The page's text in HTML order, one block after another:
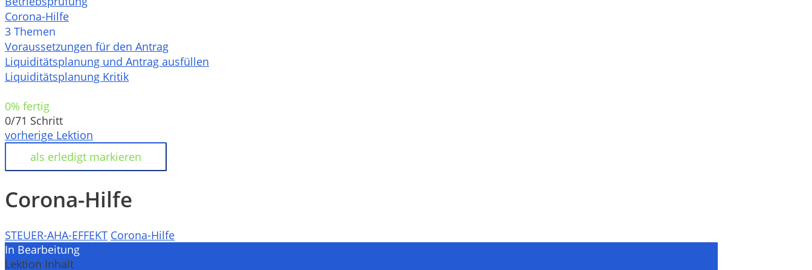
Corona-Hilfe
3 Themen
Voraussetzungen für den Antrag
Liquiditätsplanung und Antrag ausfüllen
Liquiditätsplanung Kritik
0% fertig
0/71 Schritt
vorherige Lektion
Corona-Hilfe
STEUER-AHA-EFFEKT Corona-Hilfe
In Bearbeitung
Lektion Inhalt